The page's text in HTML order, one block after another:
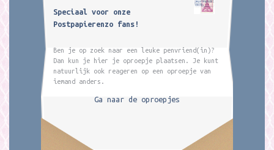
Speciaal voor onze
Postpapierenzo fans!
Ben je op zoek naar een leuke penvriend(in)?
Dan kun je hier je oproepje plaatsen. Je kunt
natuurlijk ook reageren op een oproepje van
iemand anders.
Ga naar de oproepjes